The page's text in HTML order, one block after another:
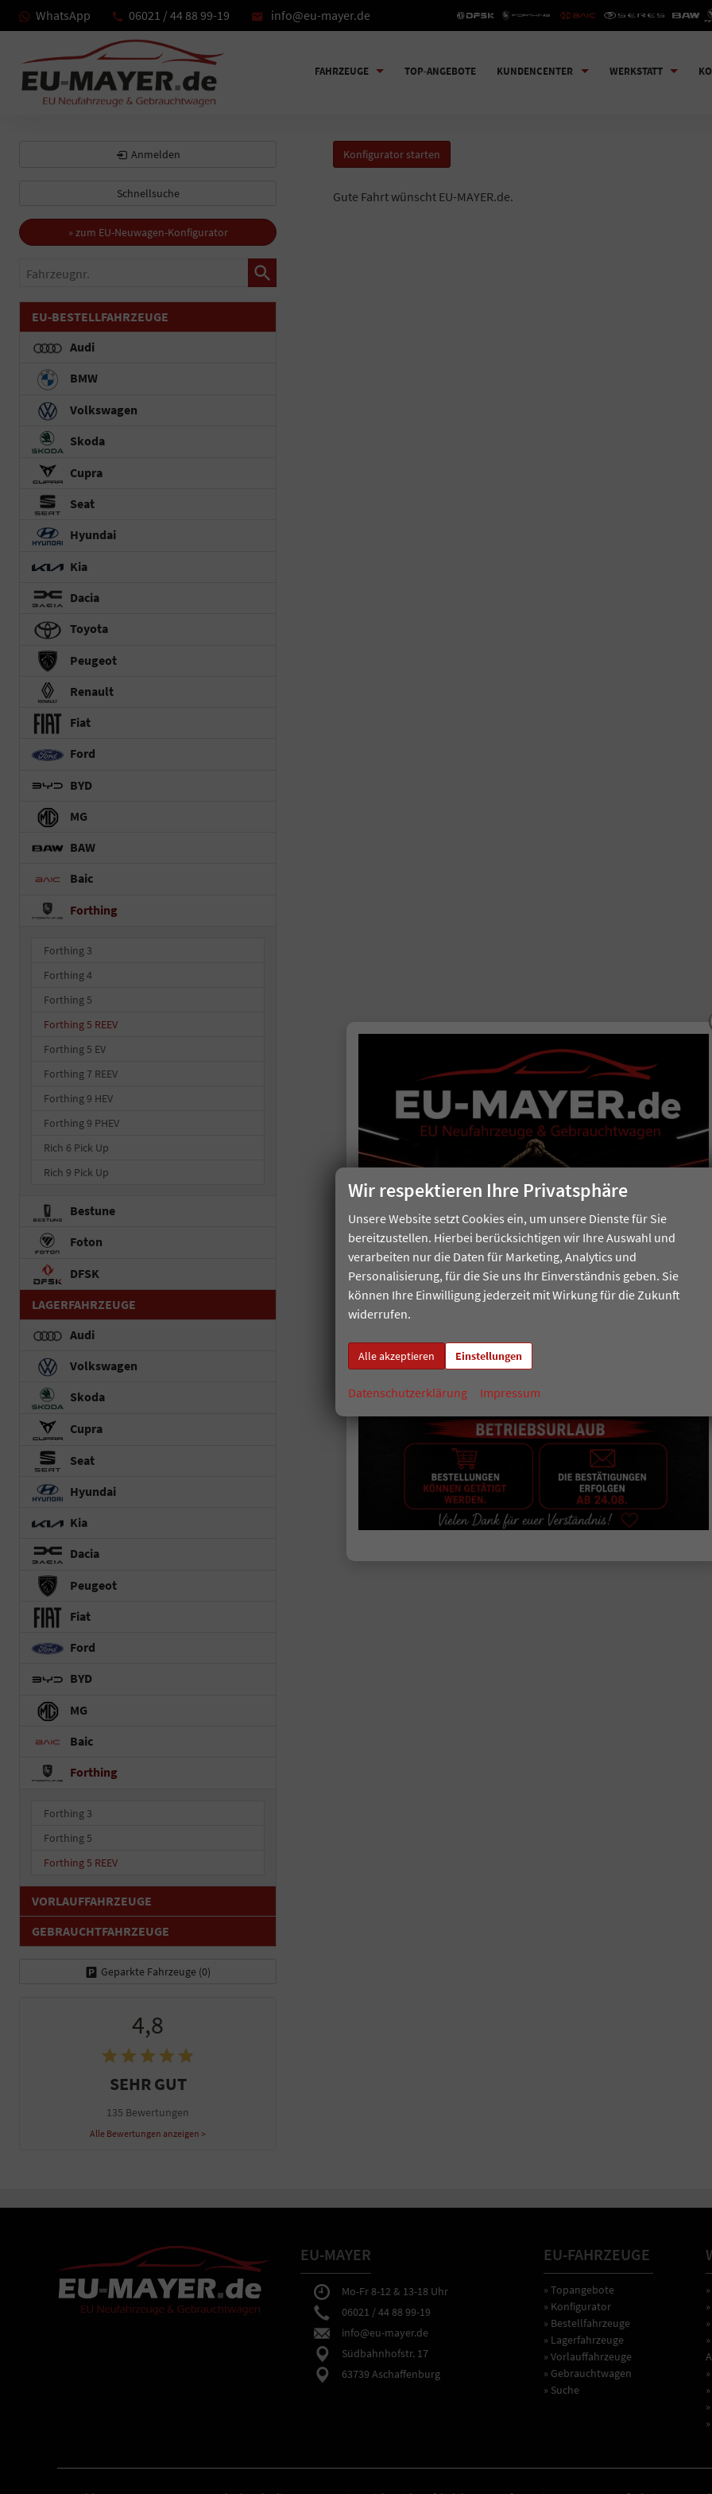
WhatsApp 06021 / 44 88 99-19 info@eu-mayer.de
FAHRZEUGE TOP-ANGEBOTE KUNDENCENTER WERKSTATT
Konfigurator starten
Gute Fahrt wünscht EU-MAYER.de.
Anmelden
Schnellsuche
» zum EU-Neuwagen-Konfigurator
Fahrzeugnr.
EU-BESTELLFAHRZEUGE
Audi
BMW
Volkswagen
Skoda
Cupra
Seat
Hyundai
Kia
Dacia
Toyota
Peugeot
Renault
Fiat
Ford
BYD
MG
BAW
Baic
Forthing
Forthing 3
Forthing 4
Forthing 5
Forthing 5 REEV
Forthing 5 EV
Forthing 7 REEV
Forthing 9 HEV
Forthing 9 PHEV
Rich 6 Pick Up
Rich 9 Pick Up
Bestune
Foton
DFSK
LAGERFAHRZEUGE
Audi
Volkswagen
Skoda
Cupra
Seat
Hyundai
Kia
Dacia
Peugeot
Fiat
Ford
BYD
MG
Baic
Forthing
Forthing 3
Forthing 5
Forthing 5 REEV
VORLAUFFAHRZEUGE
GEBRAUCHTFAHRZEUGE
Geparkte Fahrzeuge (0)
4,8
SEHR GUT
135 Bewertungen
Alle Bewertungen anzeigen >
EU-MAYER
Mo-Fr 8-12 & 13-18 Uhr
06021 / 44 88 99-19
info@eu-mayer.de
Südbahnhofstr. 17
63739 Aschaffenburg
EU-FAHRZEUGE
» Topangebote
» Konfigurator
» Bestellfahrzeuge
» Lagerfahrzeuge
» Vorlauffahrzeuge
» Gebrauchtwagen
» Suche
Wir respektieren Ihre Privatsphäre
Unsere Website setzt Cookies ein, um unsere Dienste für Sie
bereitzustellen. Hierbei berücksichtigen wir Ihre Auswahl und
verarbeiten nur die Daten für Marketing, Analytics und
Personalisierung, für die Sie uns Ihr Einverständnis geben. Sie
können Ihre Einwilligung jederzeit mit Wirkung für die Zukunft
widerrufen.
Alle akzeptieren Einstellungen
Datenschutzerklärung Impressum